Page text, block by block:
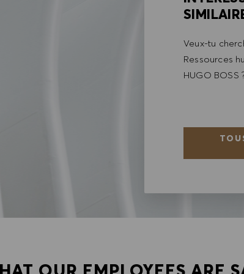
Veux-tu
Ressources
HUGO BOSS